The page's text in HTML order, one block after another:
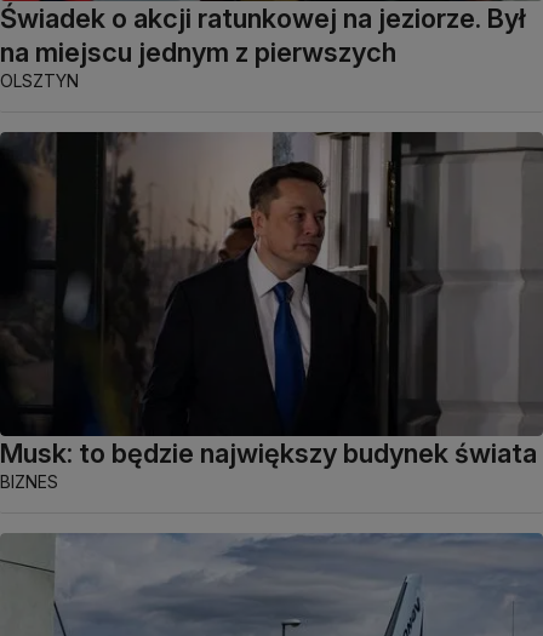
Świadek o akcji ratunkowej na jeziorze. Był
na miejscu jednym z pierwszych
OLSZTYN
Musk: to będzie największy budynek świata
BIZNES